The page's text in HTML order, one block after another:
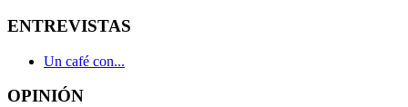
ENTREVISTAS
Un café con...
OPINIÓN